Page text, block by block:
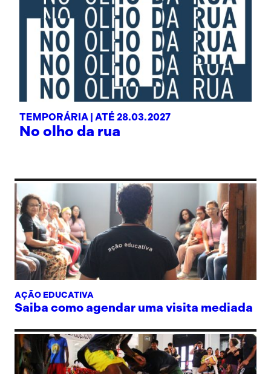
TEMPORÁRIA | ATÉ 28.03.2027
No olho da rua
AÇÃO EDUCATIVA
Saiba como agendar uma visita mediada